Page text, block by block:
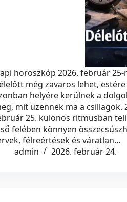
horoszkóp 2026. február 25-
még zavaros lehet, estére
helyére kerülnek a
mit üzennek ma a csillagok.
25. különös ritmusban
felében könnyen
félreértések és váratlan…
admin
2026. február 24.